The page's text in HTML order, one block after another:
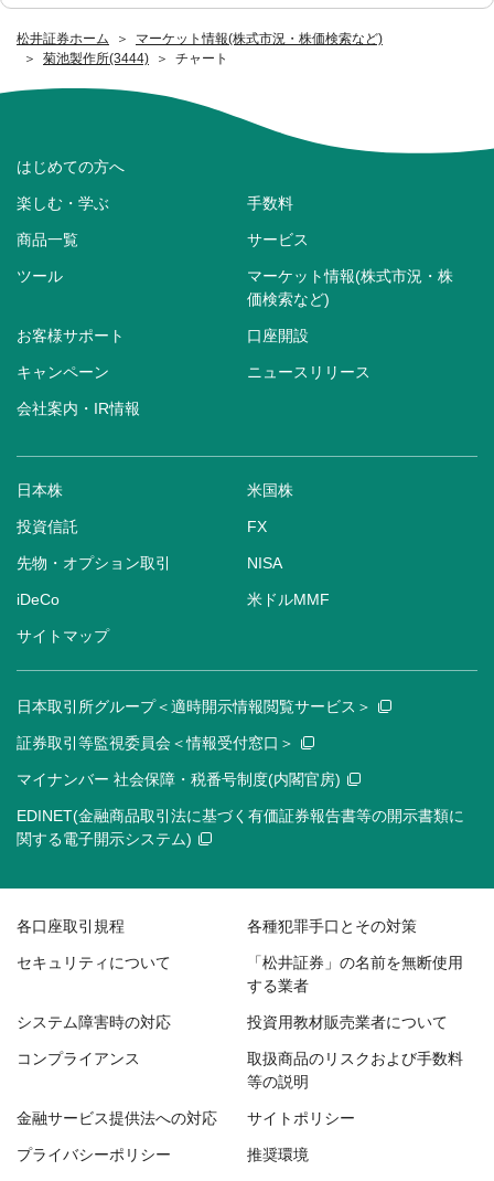
松井証券ホーム
マーケット情報(株式市況・株価検索など)
菊池製作所(3444)
チャート
はじめての方へ
楽しむ・学ぶ 手数料
商品一覧 サービス
ツール
マーケット情報(株式市況・株
価検索など)
お客様サポート 口座開設
キャンペーン ニュースリリース
会社案内・IR情報
日本株 米国株
投資信託 FX
先物・オプション取引 NISA
iDeCo 米ドルMMF
サイトマップ
日本取引所グループ＜適時開示情報閲覧サービス＞
証券取引等監視委員会＜情報受付窓口＞
マイナンバー 社会保障・税番号制度(内閣官房)
EDINET(金融商品取引法に基づく有価証券報告書等の開示書類に
関する電子開示システム)
各口座取引規程 各種犯罪手口とその対策
セキュリティについて
「松井証券」の名前を無断使用
する業者
システム障害時の対応 投資用教材販売業者について
コンプライアンス
取扱商品のリスクおよび手数料
等の説明
金融サービス提供法への対応 サイトポリシー
プライバシーポリシー 推奨環境